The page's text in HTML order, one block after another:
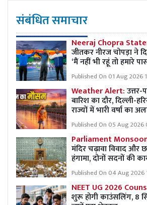
संबंधित समाचार
Neeraj Chopra
जीतकर नीरज चोपड़ा ने
‘मैं नहीं भी रहूं तो हमारे
Published On 01 Aug 2026
Weather Alert:उत्तर-
बारिश का दौर, दिल्ली-
राज्यों में भारी वर्षा का
Published On 05 Aug 2026
Parliament
मंदिर चढ़ावा विवाद और
हंगामा, दोनों सदनों की
Published On 04 Aug 2026
NEET UG 2026
शुरू होगी काउंसलिंग, 8